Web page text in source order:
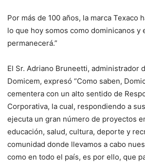
Por más de 100 años, la marca Texaco
lo que hoy somos como dominicanos y
permanecerá.”
El Sr. Adriano Bruneetti, administrador
Domicem, expresó “Como saben,
cementera con un alto sentido de
Corporativa, la cual, respondiendo a
ejecuta un gran número de proyectos
educación, salud, cultura, deporte y
comunidad donde llevamos a cabo
como en todo el país, es por ello, que